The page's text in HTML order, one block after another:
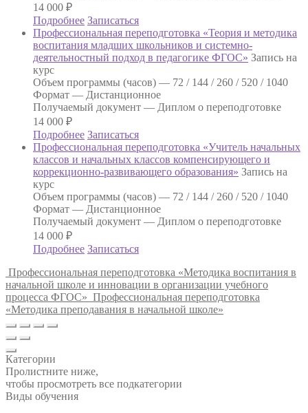
14 000 ₽
Подробнее Записаться
Профессиональная переподготовка «Теория и методика
воспитания младших школьников и системно-
деятельностный подход в педагогике ФГОС» Запись на
курс
Объем программы (часов) — 72 / 144 / 260 / 520 / 1040
Формат — Дистанционное
Получаемый документ — Диплом о переподготовке
14 000 ₽
Подробнее Записаться
Профессиональная переподготовка «Учитель начальных
классов и начальных классов компенсирующего и
коррекционно-развивающего образования» Запись на
курс
Объем программы (часов) — 72 / 144 / 260 / 520 / 1040
Формат — Дистанционное
Получаемый документ — Диплом о переподготовке
14 000 ₽
Подробнее Записаться
Профессиональная переподготовка «Методика воспитания в
начальной школе и инновации в организации учебного
процесса ФГОС» Профессиональная переподготовка
«Методика преподавания в начальной школе»
Категории
Пролистните ниже,
чтобы просмотреть все подкатегории
Виды обучения